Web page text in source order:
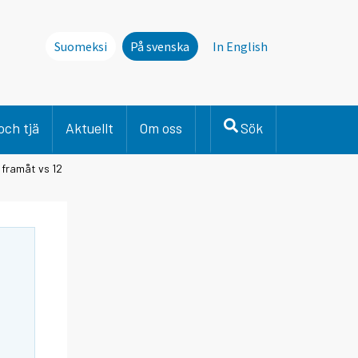
Suomeksi På svenska In English
tjä Aktuellt Om oss Sök
vs 12